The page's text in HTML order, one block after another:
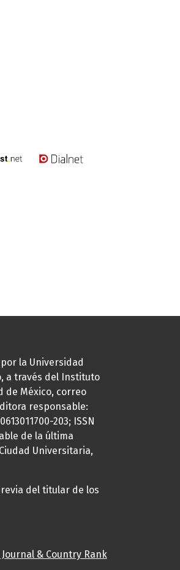
la Universidad
a través del Instituto
de México, correo
responsable:
203; ISSN
de la última
Universitaria,
del titular de los